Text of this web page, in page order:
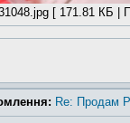
[ 171.81 КБ |
Re: Продам